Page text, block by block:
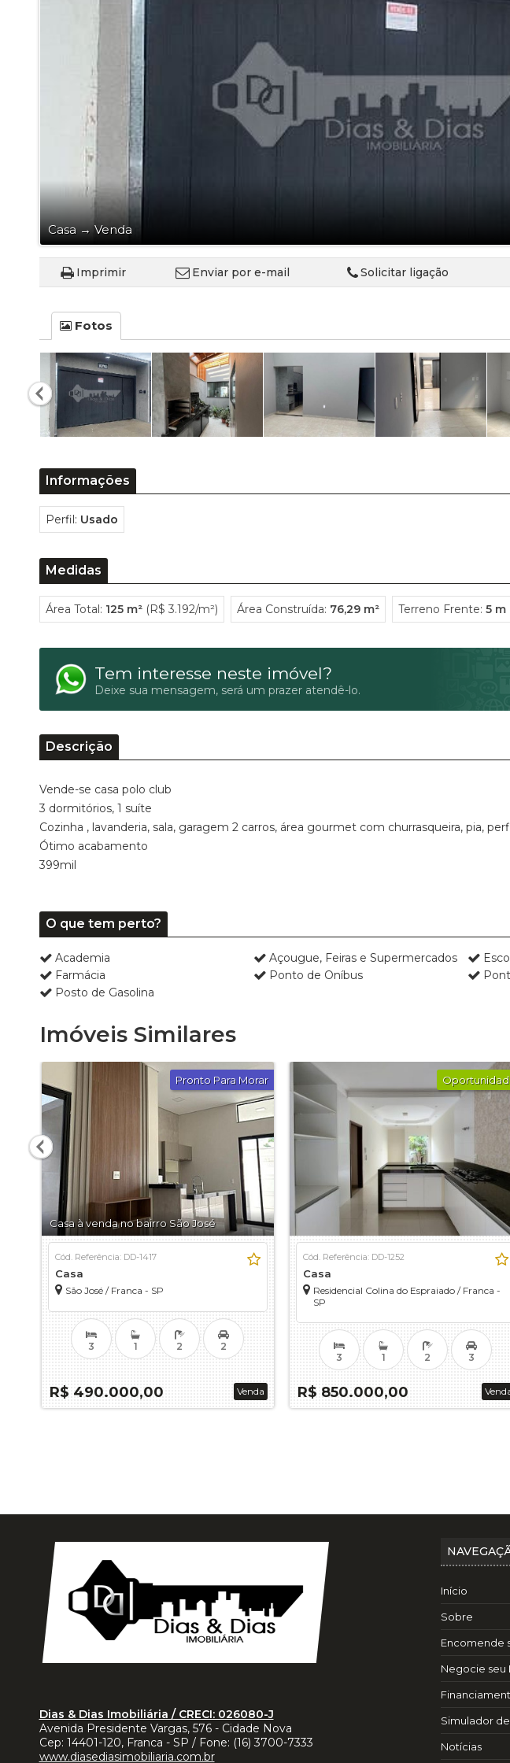
Sobrado (6)
Terreno (22)
Casa→Venda
Imprimir Enviar por e-mail Solicitar ligação
Fotos
Informações
Perfil: Usado
Medidas
Área Total: 125 m²(R$ 3.192/m²) Área Construída: 76,29 m² Terreno Frente: 5 m
Tem interesse neste imóvel?
Deixe sua mensagem, será um prazer atendê-lo.
Descrição
Vende-se casa polo club
3 dormitórios, 1 suíte
Cozinha , lavanderia, sala, garagem 2 carros, área gourmet com churrasqueira, pia,
Ótimo acabamento
399mil
O que tem perto?
Academia Açougue, Feiras e Supermercados
Farmácia
Ponto de Oníbus
Posto de Gasolina
Imóveis Similares
Pronto Para Morar
Casa à venda no bairro São José
Cód. Referência: DD-1417
Casa
São José / Franca - SP
Venda
R$ 490.000,00
3 1 2 2
Cód. Referência: DD-1252
Casa
Residencial Colina do Espraiado / Franca -
SP
R$ 850.000,00
3 1 2 3
Dias & Dias Imobiliária / CRECI: 026080-J
Avenida Presidente Vargas, 576 - Cidade Nova
Cep: 14401-120, Franca - SP / Fone: (16) 3700-7333
www.diasediasimobiliaria.com.br
Início
Sobre
Encomende
Negocie seu
Simulador
Notícias